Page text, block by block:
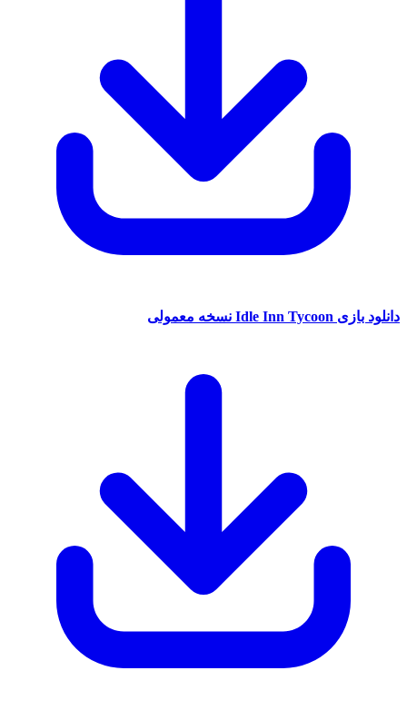
دانلود بازی Idle Inn Tycoon نسخه معمولی